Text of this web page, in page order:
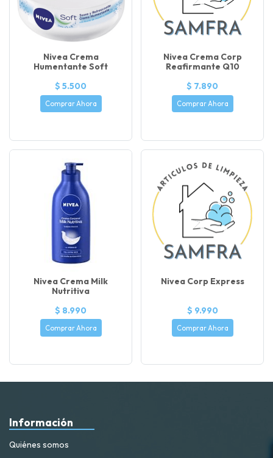
Nivea Crema
Humentante Soft
$ 5.500
Comprar Ahora
Nivea Crema Corp
Reafirmante Q10
$ 7.890
Comprar Ahora
Nivea Crema Milk
Nutritiva
$ 8.990
Comprar Ahora
Nivea Corp Express
$ 9.990
Comprar Ahora
Información
Quiénes somos